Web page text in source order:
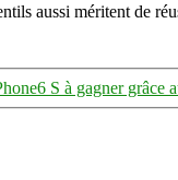
aussi méritent de
S à gagner grâce